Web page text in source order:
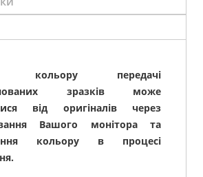
кольору передачі
зразків може
від оригіналів через
Вашого монітора та
кольору в процесі